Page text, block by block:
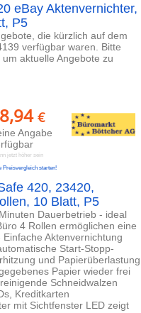
eBay Aktenvernichter,
P5
die kürzlich auf dem
verfügbar waren. Bitte
aktuelle Angebote zu
€
Angabe
jetzt höher sein
Preisvergleich starten!
420, 23420,
10 Blatt, P5
Dauerbetrieb - ideal
4 Rollen ermöglichen eine
Aktenvernichtung
Start-Stopp-
und Papierüberlastung
Papier wieder frei
Schneidwalzen
Kreditkarten
mit Sichtfenster LED zeigt